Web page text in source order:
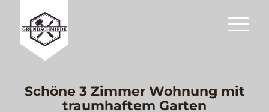
Schöne 3 Zimmer Wohnung mit
traumhaftem Garten